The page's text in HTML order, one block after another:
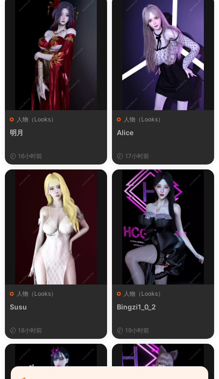
人物（Looks）
明月
16小时前
人物（Looks）
Alice
17小时前
人物（Looks）
Susu
18小时前
人物（Looks）
Bingzi1_0_2
19小时前